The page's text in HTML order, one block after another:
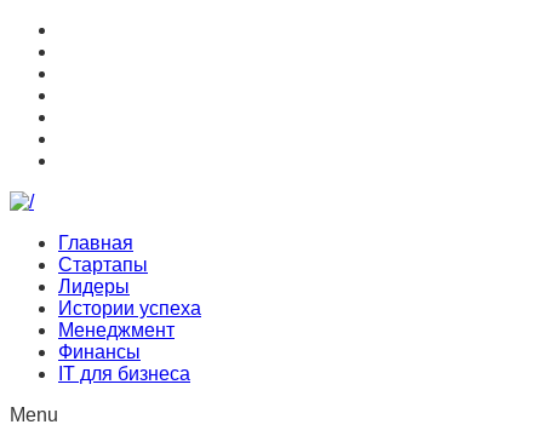
Главная
Стартапы
Лидеры
Истории успеха
Менеджмент
Финансы
IT для бизнеса
Menu